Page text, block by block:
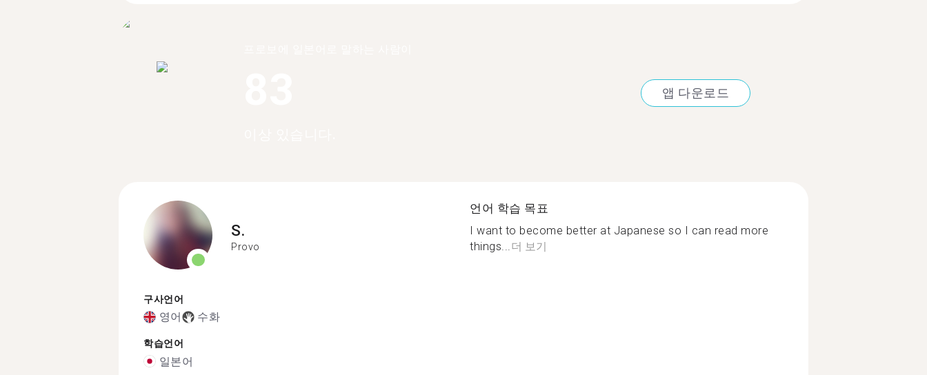
앱 다운로드
S.
Provo
구사언어
영어 수화
학습언어
일본어
언어 학습 목표
I want to become better at Japanese so I can read more
things... 더 보기